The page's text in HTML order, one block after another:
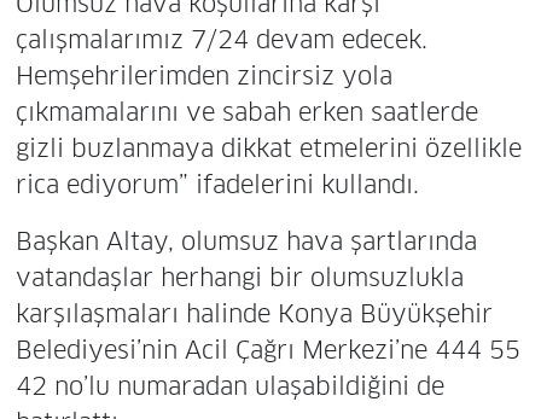
çalışmalarımız 7/24 devam edecek.
Hemşehrilerimden zincirsiz yola
çıkmamalarını ve sabah erken saatlerde
gizli buzlanmaya dikkat etmelerini özellikle
rica ediyorum” ifadelerini kullandı.
Başkan Altay, olumsuz hava şartlarında
vatandaşlar herhangi bir olumsuzlukla
karşılaşmaları halinde Konya Büyükşehir
Belediyesi’nin Acil Çağrı Merkezi’ne 444 55
42 no’lu numaradan ulaşabildiğini de